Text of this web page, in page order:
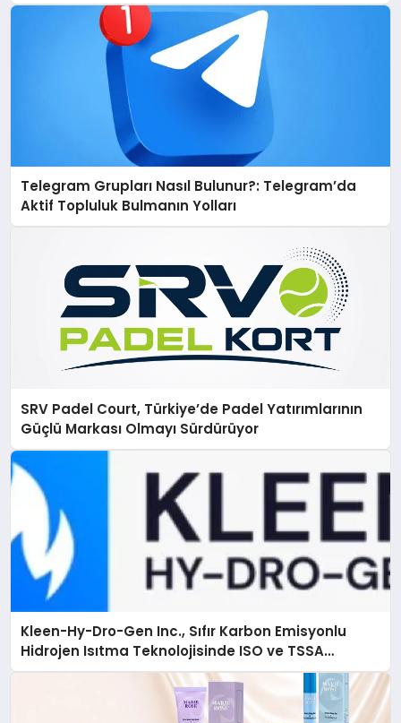
Telegram Grupları Nasıl Bulunur?: Telegram’da
Aktif Topluluk Bulmanın Yolları
SRV Padel Court, Türkiye’de Padel Yatırımlarının
Güçlü Markası Olmayı Sürdürüyor
Kleen-Hy-Dro-Gen Inc., Sıfır Karbon Emisyonlu
Hidrojen Isıtma Teknolojisinde ISO ve TSSA
Düzenleyici Onaylarını Aldı